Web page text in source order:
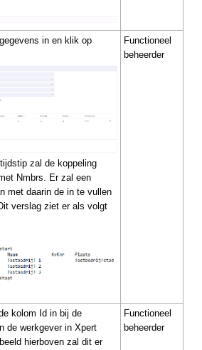
in en klik op
zal de koppeling
Nmbrs. Er zal een
met daarin de in te vullen
verslag ziet er als volgt
Functioneel
beheerder
kolom Id in bij de
de werkgever in Xpert
hierboven zal dit er
Functioneel
beheerder